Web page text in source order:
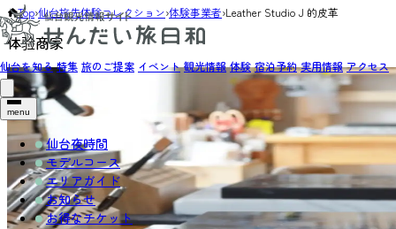
仙台を知る 特集 旅のご提案 イベント 観光情報 体験 宿泊予約 実用情報 アクセス
menu
仙台夜時間
モデルコース
エリアガイド
お知らせ
お得なチケット
Top›仙台旅先体験コレクション›体験事業者›Leather Studio J 的皮革
体验商家